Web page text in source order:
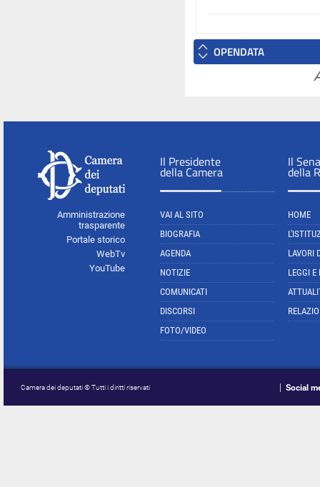
OPENDATA
Amministrazione
trasparente
Portale storico
WebTv
YouTube
Il Presidente
della Camera
VAI AL SITO
BIOGRAFIA
AGENDA
NOTIZIE
COMUNICATI
DISCORSI
FOTO/VIDEO
Il
della
HOME
LAVORI
LEGGI E
Camera dei deputati © Tutti i diritti riservati Social